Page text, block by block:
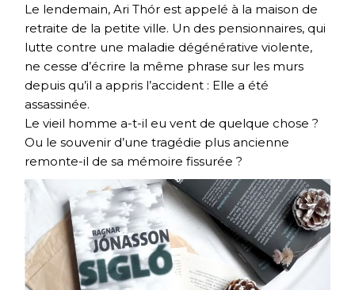
Le lendemain, Ari Thór est appelé à la maison de
retraite de la petite ville. Un des pensionnaires, qui
lutte contre une maladie dégénérative violente,
ne cesse d’écrire la même phrase sur les murs
depuis qu’il a appris l’accident : Elle a été
assassinée.
Le vieil homme a-t-il eu vent de quelque chose ?
Ou le souvenir d’une tragédie plus ancienne
remonte-il de sa mémoire fissurée ?